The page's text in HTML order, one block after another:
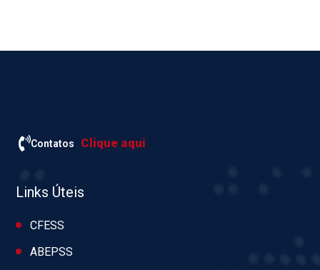
Contatos Clique aqui
Links Úteis
CFESS
ABEPSS